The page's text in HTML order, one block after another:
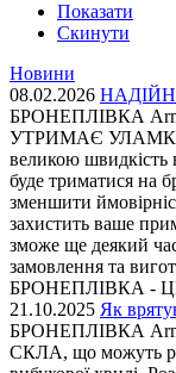
Показати
Скинути
Новини
08.02.2026
БРОНЕПЛІВКА
УТРИМАЄ УЛАМКИ
великою швидкість
буде триматися на
зменшити
захистить ваше
зможе ще деякий
замовлення та
БРОНЕПЛІВКА -
21.10.2025 Як
БРОНЕПЛІВКА
СКЛА, що можуть